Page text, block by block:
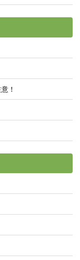
！